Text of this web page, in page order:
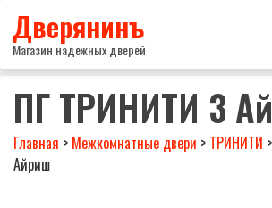
Дверянинъ
Магазин надежных дверей
ПГ ТРИНИТИ 3
Главная > Межкомнатные двери > ТРИНИТИ >
Айриш